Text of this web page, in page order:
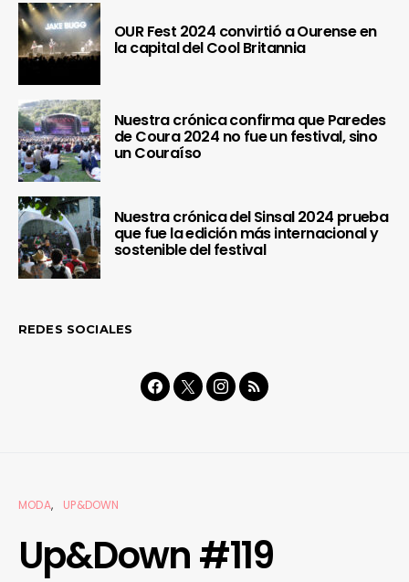
OUR Fest 2024 convirtió a Ourense en
la capital del Cool Britannia
Nuestra crónica confirma que Paredes
de Coura 2024 no fue un festival, sino
un Couraíso
Nuestra crónica del Sinsal 2024 prueba
que fue la edición más internacional y
sostenible del festival
REDES SOCIALES
MODA UP&DOWN
Up&Down #119